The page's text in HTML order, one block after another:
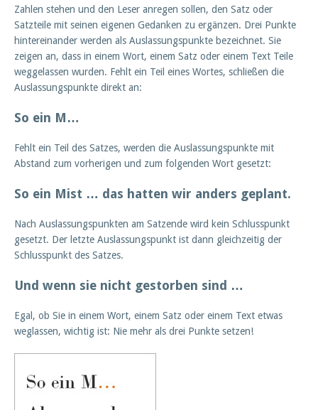
Zahlen stehen und den Leser anregen sollen, den Satz oder
Satzteile mit seinen eigenen Gedanken zu ergänzen. Drei Punkte
hintereinander werden als Auslassungspunkte bezeichnet. Sie
zeigen an, dass in einem Wort, einem Satz oder einem Text Teile
weggelassen wurden. Fehlt ein Teil eines Wortes, schließen die
Auslassungspunkte direkt an:
So ein M…
Fehlt ein Teil des Satzes, werden die Auslassungspunkte mit
Abstand zum vorherigen und zum folgenden Wort gesetzt:
So ein Mist … das hatten wir anders geplant.
Nach Auslassungspunkten am Satzende wird kein Schlusspunkt
gesetzt. Der letzte Auslassungspunkt ist dann gleichzeitig der
Schlusspunkt des Satzes.
Und wenn sie nicht gestorben sind …
Egal, ob Sie in einem Wort, einem Satz oder einem Text etwas
weglassen, wichtig ist: Nie mehr als drei Punkte setzen!